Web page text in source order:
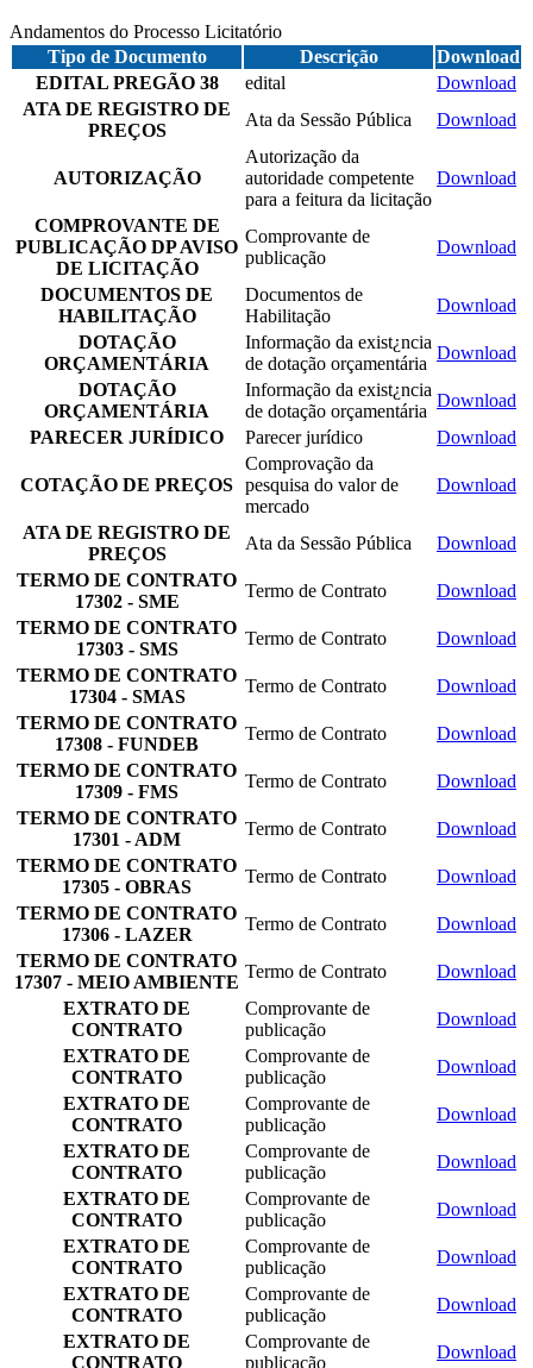
Andamentos do Processo Licitatório
Tipo de Documento
Descrição
Download
EDITAL PREGÃO 38
edital
Download
ATA DE REGISTRO DE
PREÇOS
Ata da Sessão Pública Download
AUTORIZAÇÃO
Autorização da
autoridade competente
para a feitura da licitação
Download
COMPROVANTE DE
PUBLICAÇÃO DP AVISO
DE LICITAÇÃO
Comprovante de
publicação
Download
DOCUMENTOS DE
HABILITAÇÃO
Documentos de
Habilitação
Download
DOTAÇÃO
ORÇAMENTÁRIA
Informação da exist¿ncia
de dotação orçamentária
Download
DOTAÇÃO
ORÇAMENTÁRIA
Informação da exist¿ncia
de dotação orçamentária
Download
PARECER JURÍDICO
Parecer jurídico Download
COTAÇÃO DE PREÇOS
Comprovação da
pesquisa do valor de
mercado
Download
ATA DE REGISTRO DE
PREÇOS
Ata da Sessão Pública
Download
TERMO DE CONTRATO
17302 - SME
Termo de Contrato
Download
TERMO DE CONTRATO
17303 - SMS
Termo de Contrato
Download
TERMO DE CONTRATO
17304 - SMAS
Termo de Contrato
Download
TERMO DE CONTRATO
17308 - FUNDEB
Termo de Contrato
Download
TERMO DE CONTRATO
17309 - FMS
Termo de Contrato
Download
TERMO DE CONTRATO
17301 - ADM
Termo de Contrato
Download
TERMO DE CONTRATO
17305 - OBRAS
Termo de Contrato
Download
TERMO DE CONTRATO
17306 - LAZER
Termo de Contrato
Download
TERMO DE CONTRATO
17307 - MEIO AMBIENTE
Termo de Contrato
Download
EXTRATO DE
CONTRATO
Comprovante de
publicação
Download
EXTRATO DE
CONTRATO
Comprovante de
publicação
Download
EXTRATO DE
CONTRATO
Comprovante de
publicação
Download
EXTRATO DE
CONTRATO
Comprovante de
publicação
Download
EXTRATO DE
CONTRATO
Comprovante de
publicação
Download
EXTRATO DE
CONTRATO
Comprovante de
publicação
Download
EXTRATO DE
CONTRATO
Comprovante de
publicação
Download
EXTRATO DE
CONTRATO
Comprovante de
publicação
Download